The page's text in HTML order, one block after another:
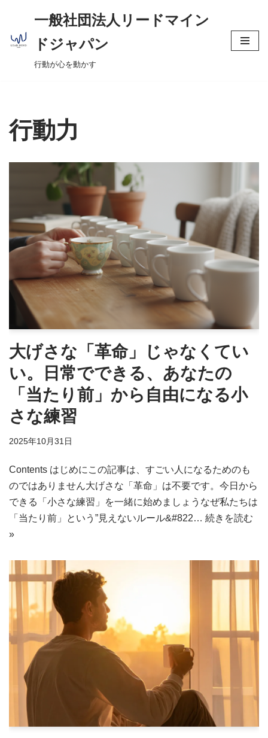
コ
ン
ス
ッ
一般社団法人リードマイン
ドジャパン
行動が心を動かす
行動力
大げさな「革命」じゃなくてい
い。日常でできる、あなたの
「当たり前」から自由になる小
さな練習
2025年10月31日
Contents はじめにこの記事は、すごい人になるためのも
のではありません大げさな「革命」は不要です。今日から
できる「小さな練習」を一緒に始めましょうなぜ私たちは
「当たり前」という”見えないルール&#822… 続きを読む
»